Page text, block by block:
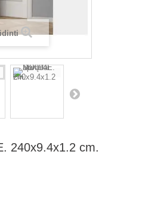
240x9.4x1.2 cm.